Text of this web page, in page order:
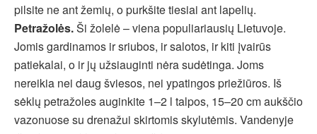
pilsite ne ant žemių, o purkšite tiesiai ant lapelių.
Petražolės.Ši žolelė – viena populiariausių Lietuvoje.
Jomis gardinamos ir sriubos, ir salotos, ir kiti įvairūs
patiekalai, o ir jų užsiauginti nėra sudėtinga. Joms
nereikia nei daug šviesos, nei ypatingos priežiūros. Iš
sėklų petražoles auginkite 1–2 l talpos, 15–20 cm aukščio
vazonuose su drenažui skirtomis skylutėmis. Vandenyje